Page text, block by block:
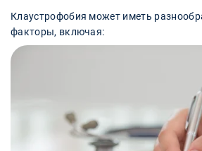
Клаустрофобия может иметь
факторы, включая: